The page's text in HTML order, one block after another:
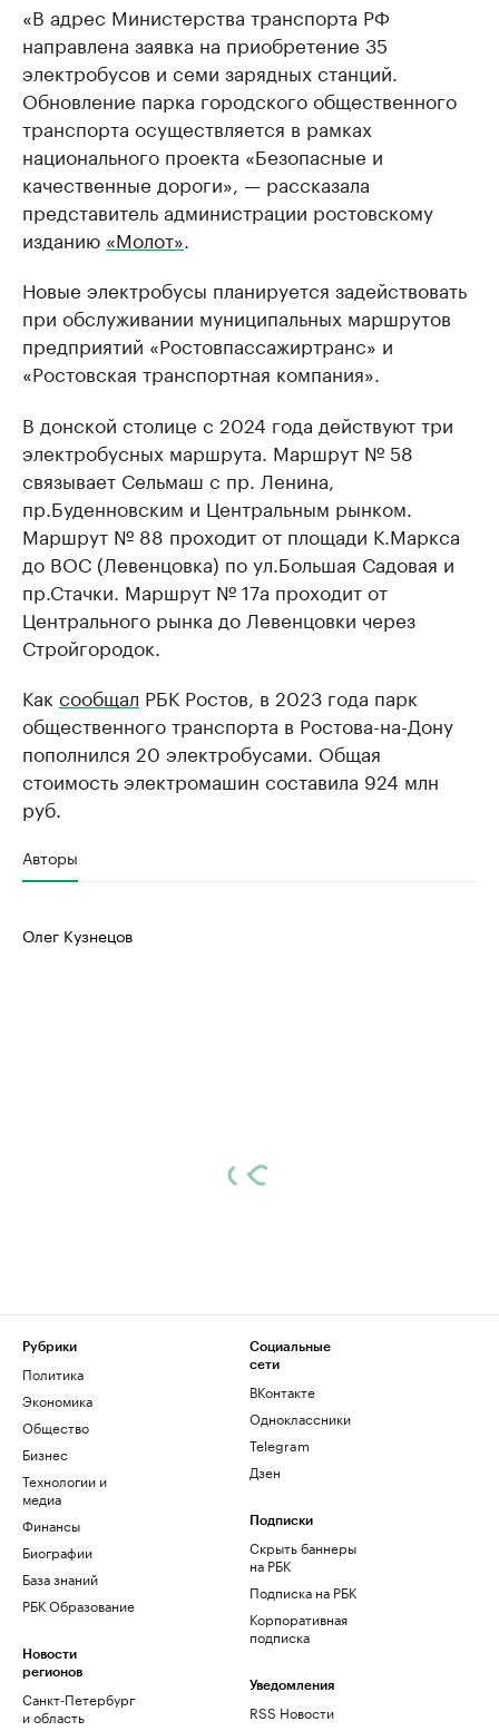
«В адрес Министерства транспорта РФ
направлена заявка на приобретение 35
электробусов и семи зарядных станций.
Обновление парка городского общественного
транспорта осуществляется в рамках
национального проекта «Безопасные и
качественные дороги», — рассказала
представитель администрации ростовскому
изданию «Молот»
Новые электробусы планируется задействовать
при обслуживании муниципальных маршрутов
предприятий «Ростовпассажиртранс» и
«Ростовская транспортная компания».
В донской столице с 2024 года действуют три
электробусных маршрута. Маршрут № 58
связывает Сельмаш с пр. Ленина,
пр.Буденновским и Центральным рынком.
Маршрут № 88 проходит от площади К.Маркса
до ВОС (Левенцовка) по ул.Большая Садовая и
пр.Стачки. Маршрут № 17а проходит от
Центрального рынка до Левенцовки через
Стройгородок.
Как сообщал РБК Ростов, в 2023 года парк
общественного транспорта в Ростова-на-Дону
пополнился 20 электробусами. Общая
стоимость электромашин составила 924 млн
руб.
Авторы
Олег Кузнецов
Рубрики
Политика
Экономика
Общество
Бизнес
Технологии и
медиа
Финансы
Биографии
База знаний
РБК Образование
Новости
регионов
Санкт-Петербург
и область
Социальные
сети
ВКонтакте
Одноклассники
Telegram
Дзен
Подписки
Скрыть баннеры
на РБК
Подписка на РБК
Корпоративная
подписка
Уведомления
RSS Новости